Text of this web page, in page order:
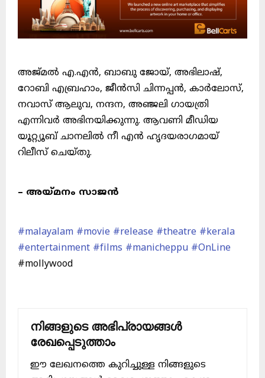
അജ്മൽ എ.എൻ, ബാബു ജോയ്, അഭിലാഷ്,
റോബി എബ്രഹാം, ജീൻസി ചിന്നപ്പൻ, കാർലോസ്,
നവാസ് ആലുവ, നന്ദന, അഞ്ജലി ഗായത്രി
എന്നിവർ അഭിനയിക്കുന്നു. ആവണി മീഡിയ
യൂറ്റ്യൂബ് ചാനലിൽ നീ എൻ ഹൃദയരാഗമായ്
റിലീസ് ചെയ്തു.
– അയ്മനം സാജൻ
#malayalam #movie #release #theatre #kerala
#entertainment #films #manicheppu #OnLine
#mollywood
നിങ്ങളുടെ അഭിപ്രായങ്ങൾ
രേഖപ്പെടുത്താം
ഈ ലേഖനത്തെ കുറിച്ചുള്ള നിങ്ങളുടെ